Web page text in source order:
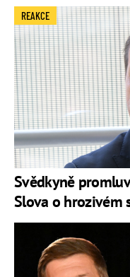
Svědkyně
Slova o hrozivém
REAKCE